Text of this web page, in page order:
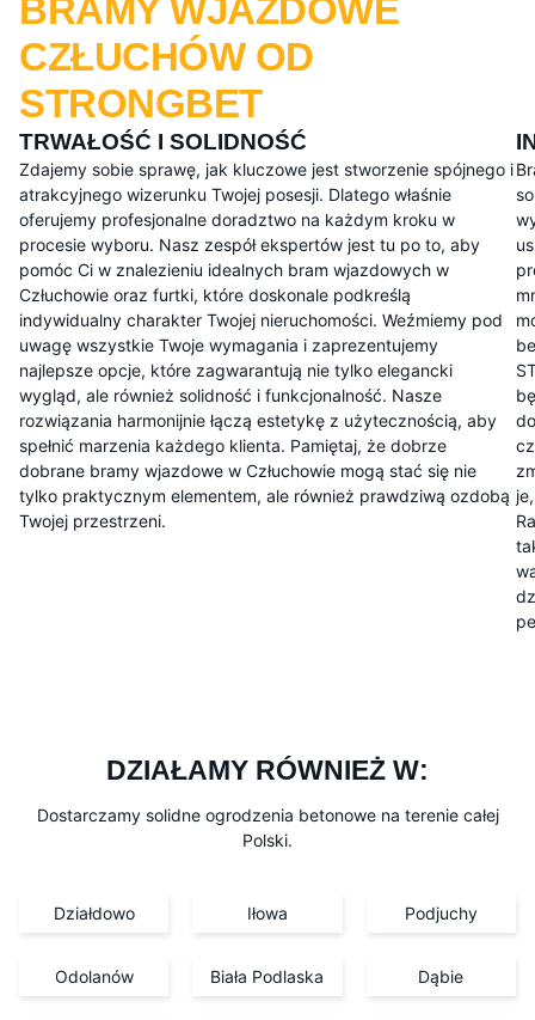
BRAMY WJAZDOWE
CZŁUCHÓW OD
STRONGBET
TRWAŁOŚĆ I SOLIDNOŚĆ
Zdajemy sobie sprawę, jak kluczowe jest stworzenie spójnego i
atrakcyjnego wizerunku Twojej posesji. Dlatego właśnie
oferujemy profesjonalne doradztwo na każdym kroku w
procesie wyboru. Nasz zespół ekspertów jest tu po to, aby
pomóc Ci w znalezieniu idealnych bram wjazdowych w
Człuchowie oraz furtki, które doskonale podkreślą
indywidualny charakter Twojej nieruchomości. Weźmiemy pod
uwagę wszystkie Twoje wymagania i zaprezentujemy
najlepsze opcje, które zagwarantują nie tylko elegancki
wygląd, ale również solidność i funkcjonalność. Nasze
rozwiązania harmonijnie łączą estetykę z użytecznością, aby
spełnić marzenia każdego klienta. Pamiętaj, że dobrze
dobrane bramy wjazdowe w Człuchowie mogą stać się nie
tylko praktycznym elementem, ale również prawdziwą ozdobą
Twojej przestrzeni.
DZIAŁAMY RÓWNIEŻ W:
Dostarczamy solidne ogrodzenia betonowe na terenie całej
Polski.
Działdowo Iłowa Podjuchy
Odolanów Biała Podlaska Dąbie